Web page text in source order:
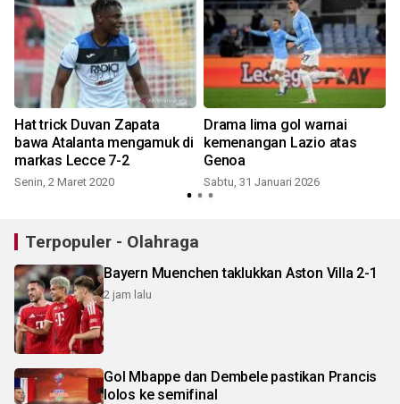
Hat trick Duvan Zapata
bawa Atalanta mengamuk di
markas Lecce 7-2
Senin, 2 Maret 2020
Drama lima gol warnai
kemenangan Lazio atas
Genoa
Sabtu, 31 Januari 2026
Terpopuler - Olahraga
Bayern Muenchen taklukkan Aston Villa 2-1
2 jam lalu
Gol Mbappe dan Dembele pastikan Prancis
lolos ke semifinal